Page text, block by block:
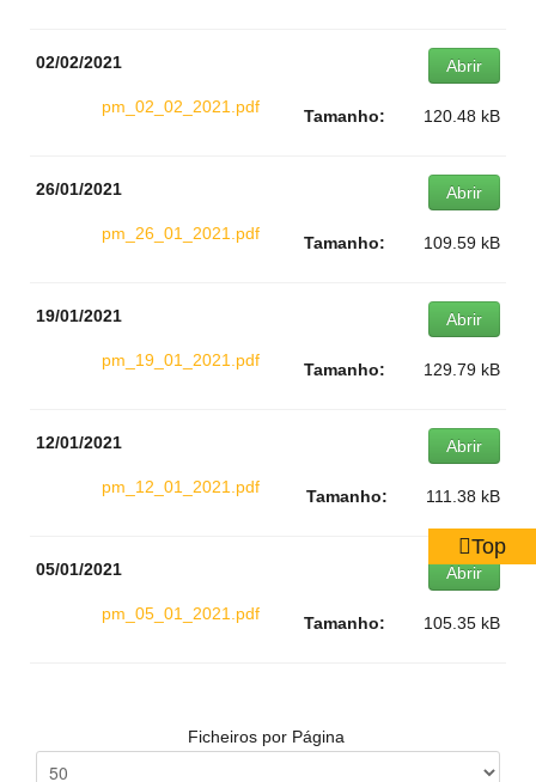
02/02/2021
pm_02_02_2021.pdf
Abrir
Tamanho: 120.48 kB
26/01/2021
pm_26_01_2021.pdf
Abrir
Tamanho: 109.59 kB
19/01/2021
pm_19_01_2021.pdf
Abrir
Tamanho: 129.79 kB
12/01/2021
pm_12_01_2021.pdf
Abrir
Tamanho: 111.38 kB
05/01/2021
pm_05_01_2021.pdf
Abrir
Tamanho: 105.35 kB
Ficheiros por Página
Top